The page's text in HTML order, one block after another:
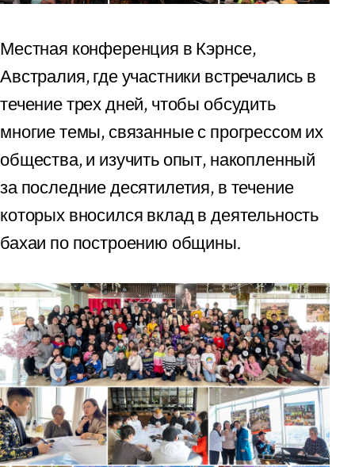
Местная конференция в Кэрнсе,
Австралия, где участники встречались в
течение трех дней, чтобы обсудить
многие темы, связанные с прогрессом их
общества, и изучить опыт, накопленный
за последние десятилетия, в течение
которых вносился вклад в деятельность
бахаи по построению общины.